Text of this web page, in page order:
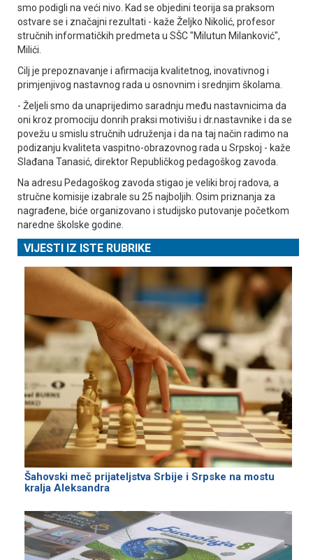
smo podigli na veći nivo. Kad se objedini teorija sa praksom
ostvare se i značajni rezultati - kaže Željko Nikolić, profesor
stručnih informatičkih predmeta u SŠC "Milutun Milanković",
Milići.
Cilj je prepoznavanje i afirmacija kvalitetnog, inovativnog i
primjenjivog nastavnog rada u osnovnim i srednjim školama.
- Željeli smo da unaprijedimo saradnju među nastavnicima da
oni kroz promociju donrih praksi motivišu i dr.nastavnike i da se
povežu u smislu stručnih udruženja i da na taj način radimo na
podizanju kvaliteta vaspitno-obrazovnog rada u Srpskoj - kaže
Slađana Tanasić, direktor Republičkog pedagoškog zavoda.
Na adresu Pedagoškog zavoda stigao je veliki broj radova, a
stručne komisije izabrale su 25 najboljih. Osim priznanja za
nagrađene, biće organizovano i studijsko putovanje početkom
naredne školske godine.
VIJESTI IZ ISTE RUBRIKE
Šahovski meč prijateljstva Srbije i Srpske na mostu
kralja Aleksandra